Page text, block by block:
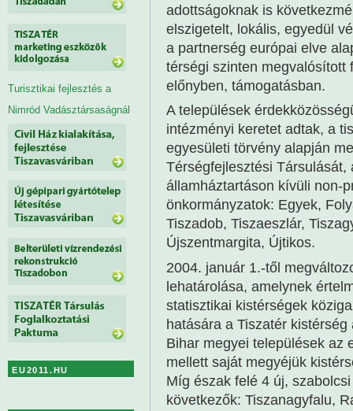
adottságoknak is
elszigetelt, lokális, egyedül
a partnerség európai elve
térségi szinten megvalósított
előnyben, támogatásban.
A települések
intézményi keretet adtak, a
egyesületi törvény alapján
Térségfejlesztési
államháztartáson kívüli non-
önkormányzatok: Egyek,
Tiszadob, Tiszaeszlár,
Újszentmargita, Újtikos.
2004. január 1.-től
lehatárolása, amelynek
statisztikai kistérségek
hatására a Tiszatér
Bihar megyei települések az
mellett saját megyéjük
Míg észak felé 4 új,
következők: Tiszanagyfalu,
Turisztikai fejlesztés a
Nimród Vadásztársaságnál
EU2011.HU